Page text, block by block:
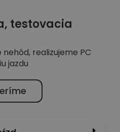
testovacia
realizujeme PC
jazdu